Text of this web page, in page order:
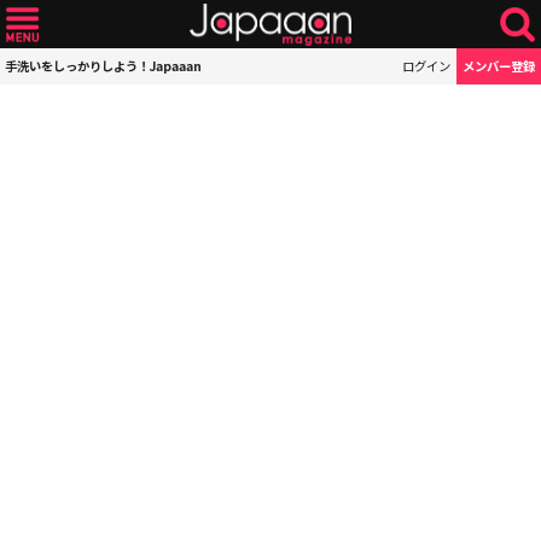
手洗いをしっかりしよう！Japaaan ログイン メンバー登録